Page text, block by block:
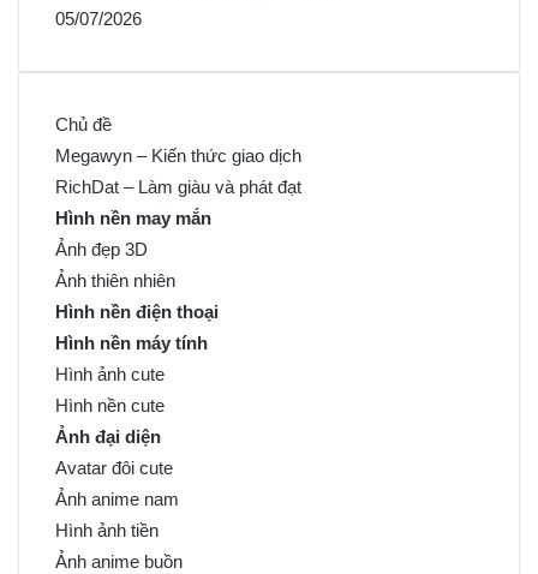
05/07/2026
Chủ đề
Megawyn – Kiến thức giao dịch
RichDat – Làm giàu và phát đạt
Hình nền may mắn
Ảnh đẹp 3D
Ảnh thiên nhiên
Hình nền điện thoại
Hình nền máy tính
Hình ảnh cute
Hình nền cute
Ảnh đại diện
Avatar đôi cute
Ảnh anime nam
Hình ảnh tiền
Ảnh anime buồn